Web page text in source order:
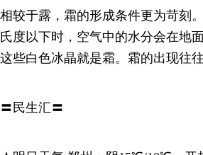
相较于露，霜的形成条件更为苛刻
氏度以下时，空气中的水分会在地
这些白色冰晶就是霜。霜的出现往
〓民生汇〓